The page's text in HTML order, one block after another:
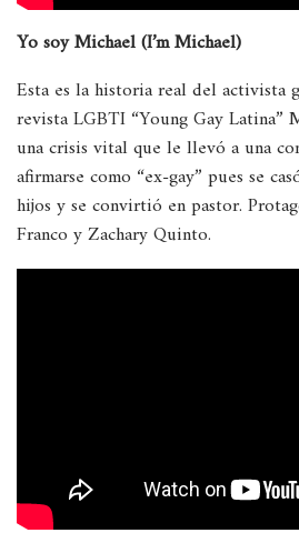
Yo soy Michael (I’m Michael)
Esta es la historia real del activista
revista LGBTI “Young Gay Latina”
una crisis vital que le llevó a una
afirmarse como “ex-gay” pues se
hijos y se convirtió en pastor.
Franco y Zachary Quinto.